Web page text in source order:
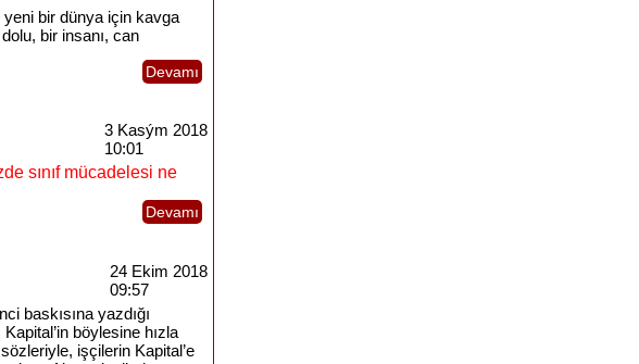
yeni bir dünya için kavga
bir insanı, can
Devamı
3 Kasým 2018
10:01
sınıf mücadelesi ne
Devamı
24 Ekim 2018
09:57
baskısına yazdığı
böylesine hızla
işçilerin Kapital’e